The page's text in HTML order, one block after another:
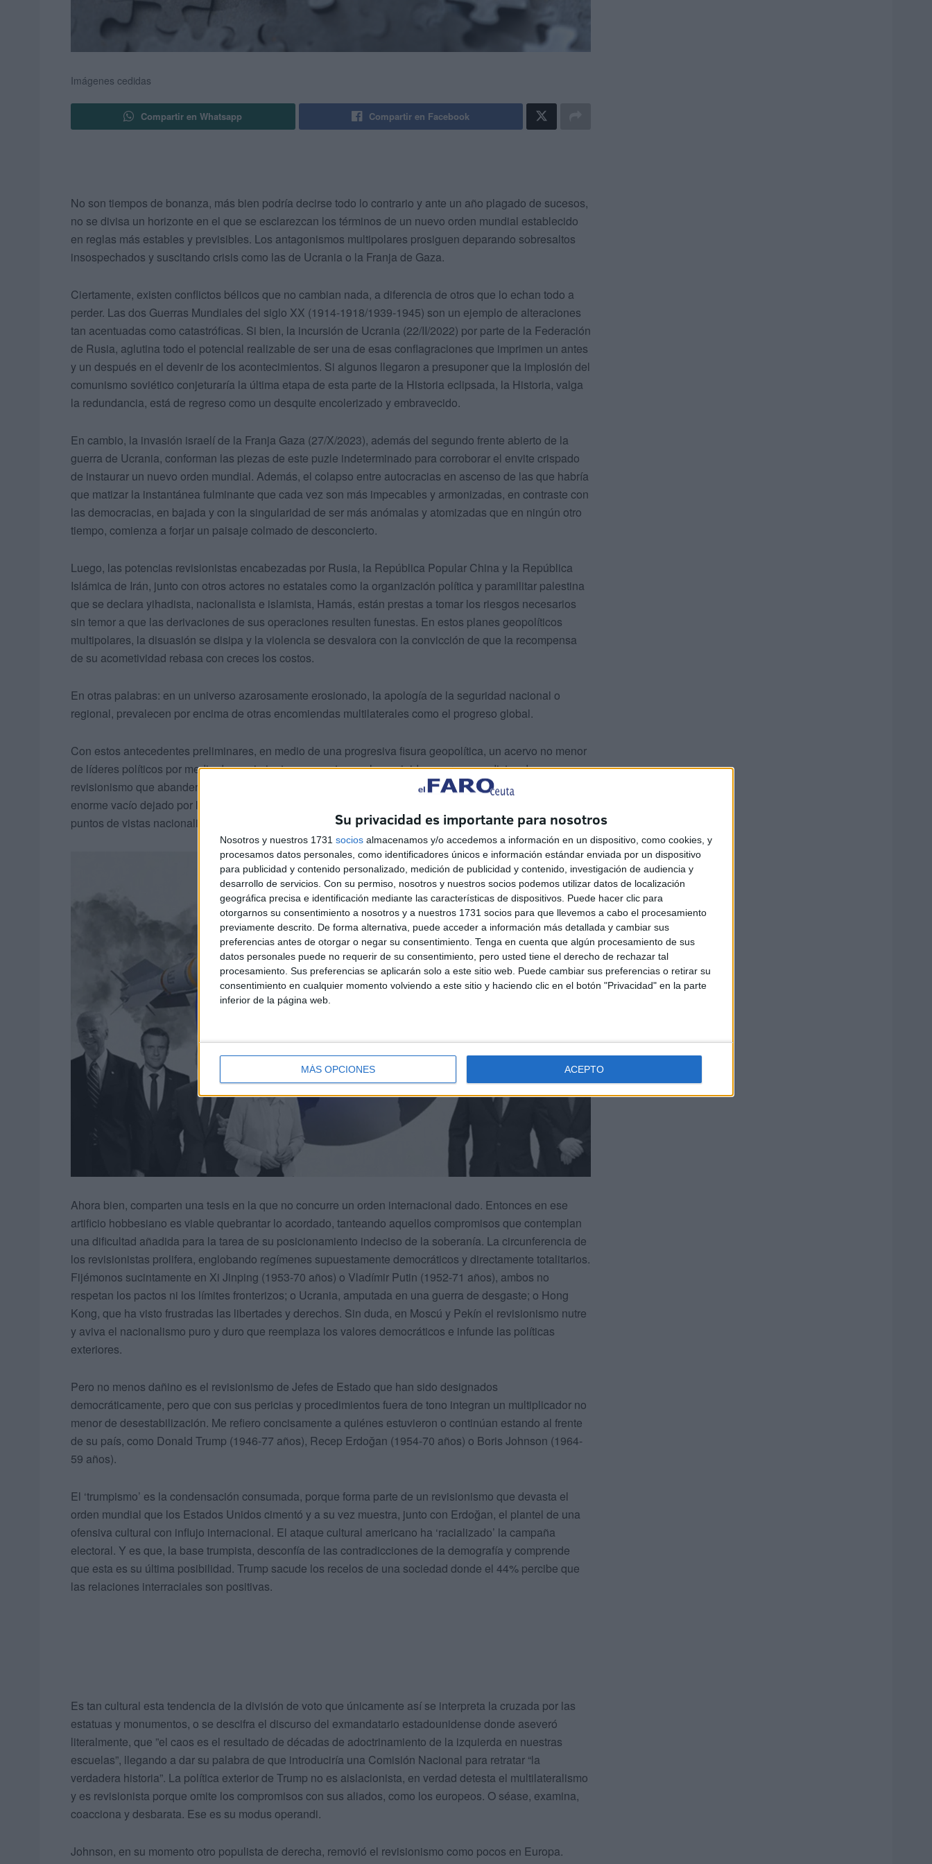
Su privacidad es importante para nosotros
Nosotros y nuestros 1731 socios almacenamos y/o accedemos a información en un dispositivo, como cookies, y
procesamos datos personales, como identificadores únicos e información estándar enviada por un dispositivo
para publicidad y contenido personalizado, medición de publicidad y contenido, investigación de audiencia y
desarrollo de servicios. Con su permiso, nosotros y nuestros socios podemos utilizar datos de localización
geográfica precisa e identificación mediante las características de dispositivos. Puede hacer clic para
otorgarnos su consentimiento a nosotros y a nuestros 1731 socios para que llevemos a cabo el procesamiento
previamente descrito. De forma alternativa, puede acceder a información más detallada y cambiar sus
preferencias antes de otorgar o negar su consentimiento. Tenga en cuenta que algún procesamiento de sus
datos personales puede no requerir de su consentimiento, pero usted tiene el derecho de rechazar tal
procesamiento. Sus preferencias se aplicarán solo a este sitio web. Puede cambiar sus preferencias o retirar su
consentimiento en cualquier momento volviendo a este sitio y haciendo clic en el botón "Privacidad" en la parte
inferior de la página web.
MÁS OPCIONES ACEPTO
Imágenes cedidas
Compartir en Whatsapp Compartir en Facebook
No son tiempos de bonanza, más bien podría decirse todo lo contrario y ante un año plagado de sucesos,
no se divisa un horizonte en el que se esclarezcan los términos de un nuevo orden mundial establecido
en reglas más estables y previsibles. Los antagonismos multipolares prosiguen deparando sobresaltos
insospechados y suscitando crisis como las de Ucrania o la Franja de Gaza.
Ciertamente, existen conflictos bélicos que no cambian nada, a diferencia de otros que lo echan todo a
perder. Las dos Guerras Mundiales del siglo XX (1914-1918/1939-1945) son un ejemplo de alteraciones
tan acentuadas como catastróficas. Si bien, la incursión de Ucrania (22/II/2022) por parte de la Federación
de Rusia, aglutina todo el potencial realizable de ser una de esas conflagraciones que imprimen un antes
y un después en el devenir de los acontecimientos. Si algunos llegaron a presuponer que la implosión del
comunismo soviético conjeturaría la última etapa de esta parte de la Historia eclipsada, la Historia, valga
la redundancia, está de regreso como un desquite encolerizado y embravecido.
En cambio, la invasión israelí de la Franja Gaza (27/X/2023), además del segundo frente abierto de la
guerra de Ucrania, conforman las piezas de este puzle indeterminado para corroborar el envite crispado
de instaurar un nuevo orden mundial. Además, el colapso entre autocracias en ascenso de las que habría
que matizar la instantánea fulminante que cada vez son más impecables y armonizadas, en contraste con
las democracias, en bajada y con la singularidad de ser más anómalas y atomizadas que en ningún otro
tiempo, comienza a forjar un paisaje colmado de desconcierto.
Luego, las potencias revisionistas encabezadas por Rusia, la República Popular China y la República
Islámica de Irán, junto con otros actores no estatales como la organización política y paramilitar palestina
que se declara yihadista, nacionalista e islamista, Hamás, están prestas a tomar los riesgos necesarios
sin temor a que las derivaciones de sus operaciones resulten funestas. En estos planes geopolíticos
multipolares, la disuasión se disipa y la violencia se desvalora con la convicción de que la recompensa
de su acometividad rebasa con creces los costos.
En otras palabras: en un universo azarosamente erosionado, la apología de la seguridad nacional o
regional, prevalecen por encima de otras encomiendas multilaterales como el progreso global.
Con estos antecedentes preliminares, en medio de una progresiva fisura geopolítica, un acervo no menor
de líderes políticos por medio de movimientos punzantes, se han erigido en propagandistas de un
revisionismo que abandera la fluctuación internacional. Se trata de personas disruptivas que se valen del
enorme vacío dejado por la diplomacia multilateral y del reinante desierto estratégico, para aplicar sus
puntos de vistas nacionalistas.
Ahora bien, comparten una tesis en la que no concurre un orden internacional dado. Entonces en ese
artificio hobbesiano es viable quebrantar lo acordado, tanteando aquellos compromisos que contemplan
una dificultad añadida para la tarea de su posicionamiento indeciso de la soberanía. La circunferencia de
los revisionistas prolifera, englobando regímenes supuestamente democráticos y directamente totalitarios.
Fijémonos sucintamente en Xi Jinping (1953-70 años) o Vladímir Putin (1952-71 años), ambos no
respetan los pactos ni los límites fronterizos; o Ucrania, amputada en una guerra de desgaste; o Hong
Kong, que ha visto frustradas las libertades y derechos. Sin duda, en Moscú y Pekín el revisionismo nutre
y aviva el nacionalismo puro y duro que reemplaza los valores democráticos e infunde las políticas
exteriores.
Pero no menos dañino es el revisionismo de Jefes de Estado que han sido designados
democráticamente, pero que con sus pericias y procedimientos fuera de tono integran un multiplicador no
menor de desestabilización. Me refiero concisamente a quiénes estuvieron o continúan estando al frente
de su país, como Donald Trump (1946-77 años), Recep Erdoğan (1954-70 años) o Boris Johnson (1964-
59 años).
El ‘trumpismo’ es la condensación consumada, porque forma parte de un revisionismo que devasta el
orden mundial que los Estados Unidos cimentó y a su vez muestra, junto con Erdoğan, el plantel de una
ofensiva cultural con influjo internacional. El ataque cultural americano ha ‘racializado’ la campaña
electoral. Y es que, la base trumpista, desconfía de las contradicciones de la demografía y comprende
que esta es su última posibilidad. Trump sacude los recelos de una sociedad donde el 44% percibe que
las relaciones interraciales son positivas.
Es tan cultural esta tendencia de la división de voto que únicamente así se interpreta la cruzada por las
estatuas y monumentos, o se descifra el discurso del exmandatario estadounidense donde aseveró
literalmente, que ”el caos es el resultado de décadas de adoctrinamiento de la izquierda en nuestras
escuelas”, llegando a dar su palabra de que introduciría una Comisión Nacional para retratar “la
verdadera historia”. La política exterior de Trump no es aislacionista, en verdad detesta el multilateralismo
y es revisionista porque omite los compromisos con sus aliados, como los europeos. O séase, examina,
coacciona y desbarata. Ese es su modus operandi.
Johnson, en su momento otro populista de derecha, removió el revisionismo como pocos en Europa.